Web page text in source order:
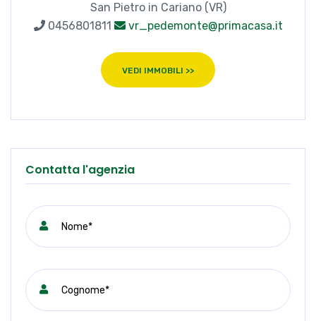
San Pietro in Cariano (VR)
0456801811
vr_pedemonte@primacasa.it
VEDI IMMOBILI >>
Contatta l'agenzia